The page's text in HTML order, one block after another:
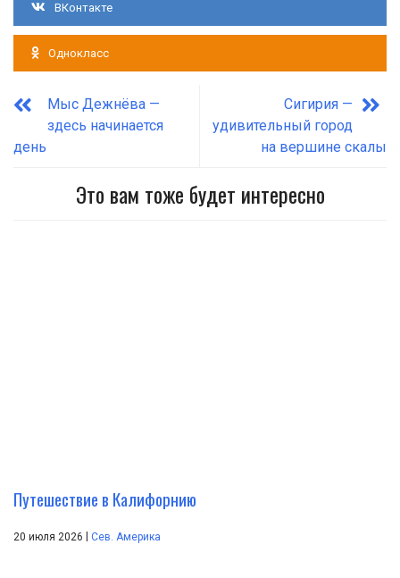
ВКонтакте
Однокласс
Мыс Дежнёва —
здесь начинается
день
Сигирия —
удивительный город
на вершине скалы
Это вам тоже будет интересно
Путешествие в Калифорнию
20 июля 2026 Сев. Америка